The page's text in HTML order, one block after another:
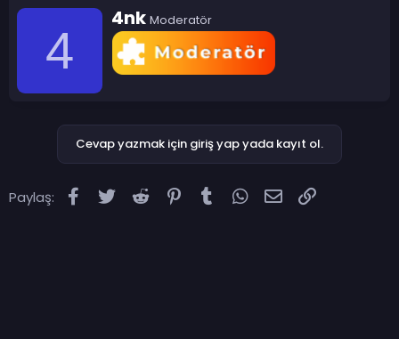
4
Y
a
z
a
r
4nk Moderatör
Cevap yazmak için giriş yap yada kayıt ol.
Paylaş: Facebook
Twitter Reddit Pinterest
Tumblr WhatsApp
E-posta